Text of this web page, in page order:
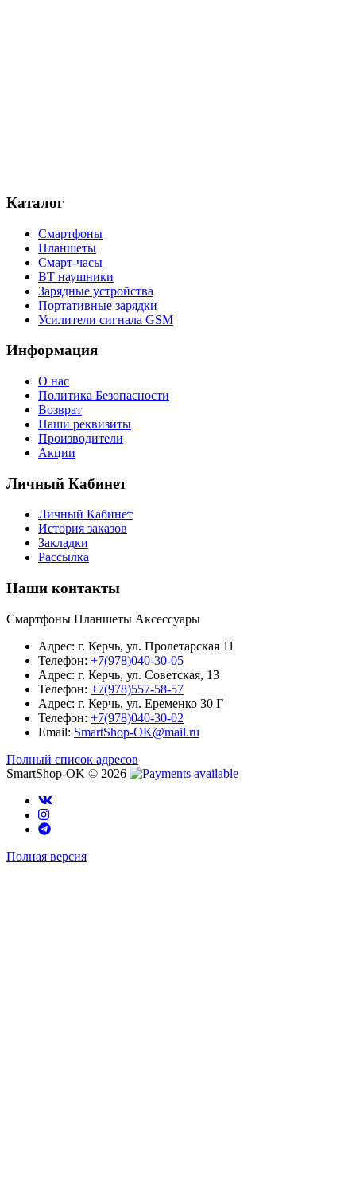
Каталог
Смартфоны
Планшеты
Смарт-часы
BT наушники
Зарядные устройства
Портативные зарядки
Усилители сигнала GSM
Информация
О нас
Политика Безопасности
Возврат
Наши реквизиты
Производители
Акции
Личный Кабинет
Личный Кабинет
История заказов
Закладки
Рассылка
Наши контакты
Смартфоны Планшеты Аксессуары
Адрес: г. Керчь, ул. Пролетарская 11
Телефон: +7(978)040-30-05
Адрес: г. Керчь, ул. Советская, 13
Телефон: +7(978)557-58-57
Адрес: г. Керчь, ул. Еременко 30 Г
Телефон: +7(978)040-30-02
Email: SmartShop-OK@mail.ru
Полный список адресов
SmartShop-OK © 2026
Полная версия